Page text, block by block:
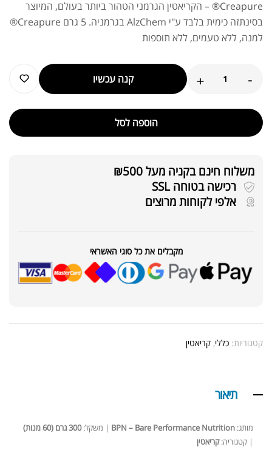
Creapure® – הקריאטין הגרמני הטהור ביותר בעולם, המיוצר
בסינתזה כימית בלבד ע"י AlzChem בגרמניה. 5 גרם Creapure®
למנה, ללא טעמים, ללא תוספות
-
+ קנה עכשיו
הוספה לסל
משלוח חינם בקניה מעל ₪500
רכישה בטוחה SSL
אלפי לקוחות מרוצים
מקבלים את כל סוגי האשראי
קטגוריות: כללי, קריאטין
תיאור
מותג: BPN – Bare Performance Nutrition | משקל:300 גרם (60 מנות)
| קטגוריה:קריאטין